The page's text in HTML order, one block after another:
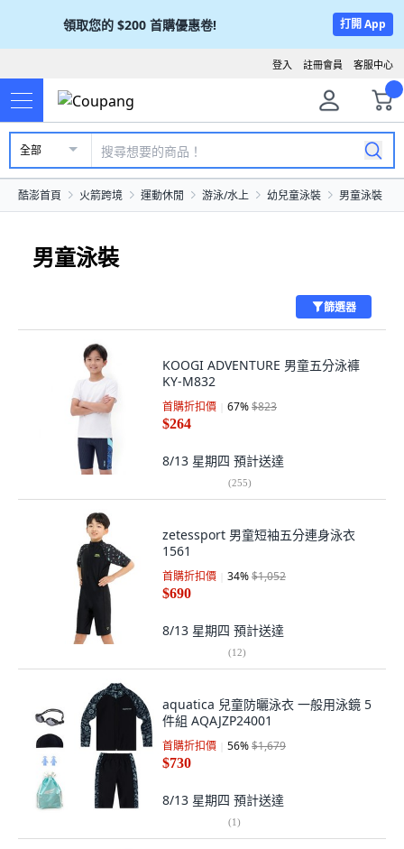
領取您的 $200 首購優惠卷! 打開 App
客服中心
註冊會員
登入
全部
酷澎首頁 火箭跨境 運動休閒 游泳/水上 幼兒童泳裝 男童泳裝
男童泳裝
篩選器
KOOGI ADVENTURE 男童五分泳褲
KY-M832
首購折扣價 67%$823
$264
8/13 星期四 預計送達
(255)
zetessport 男童短袖五分連身泳衣
1561
首購折扣價 34%$1,052
$690
8/13 星期四 預計送達
(12)
aquatica 兒童防曬泳衣 一般用泳鏡 5
件組 AQAJZP24001
首購折扣價 56%$1,679
$730
8/13 星期四 預計送達
(1)